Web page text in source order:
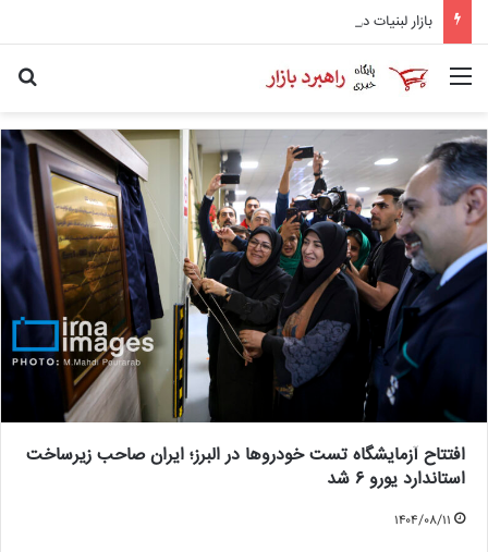
بازار لبنیات در انتظار بازگشت تقاضا/ شوک قیمتی به صلاح نیست
افتتاح آزمایشگاه تست خودروها در البرز؛ ایران صاحب زیرساخت
استاندارد یورو ۶ شد
۱۴۰۴/۰۸/۱۱